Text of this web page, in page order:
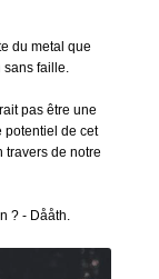
du metal que
faille.
pas être une
potentiel de cet
travers de notre
? - Dååth.